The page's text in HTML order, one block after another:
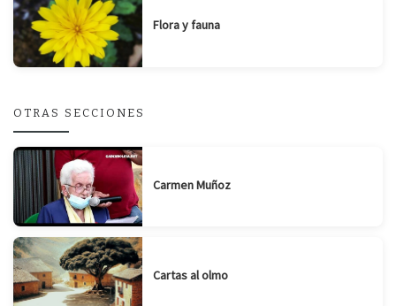
Flora y fauna
OTRAS SECCIONES
Carmen Muñoz
Cartas al olmo